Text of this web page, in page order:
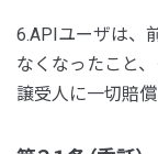
6.APIユーザは、
なくなったこと
譲受人に一切賠